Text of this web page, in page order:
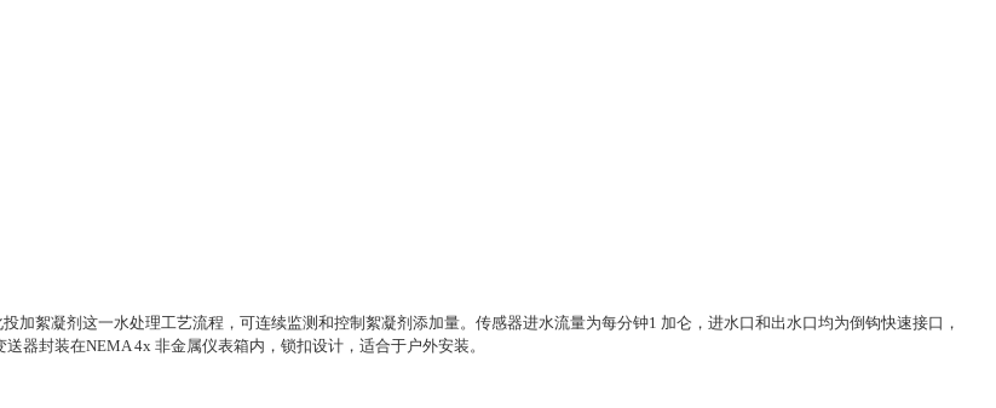
加絮凝剂这一水处理工艺流程，可连续监测和控制絮凝剂添加量。 传感器进水流量为每分钟1 加仑，进水口和出水口均为倒钩快速接口，
送器封装在NEMA 4x 非金属仪表箱内，锁扣设计，适合于户外安装。